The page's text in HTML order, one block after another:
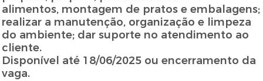
alimentos, montagem de pratos e embalagens;
realizar a manutenção, organização e limpeza
do ambiente; dar suporte no atendimento ao
cliente.
Disponível até 18/06/2025 ou encerramento da
vaga.